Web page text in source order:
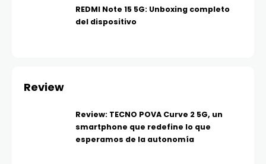
REDMI Note 15 5G: Unboxing completo
del dispositivo
Review
Review: TECNO POVA Curve 2 5G, un
smartphone que redefine lo que
esperamos de la autonomía